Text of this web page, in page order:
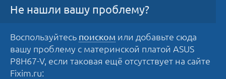
Не нашли вашу проблему?
Воспользуйтесь поиском или добавьте сюда
вашу проблему с материнской платой ASUS
P8H67-V, если таковая ещё отсутствует на сайте
Fixim.ru: